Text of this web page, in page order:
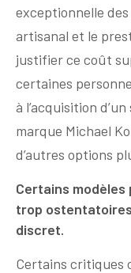
exceptionnelle
artisanal et le
justifier ce coût
certaines
à l’acquisition
marque Michael
d’autres options
Certains
trop
discret.
Certains critiques